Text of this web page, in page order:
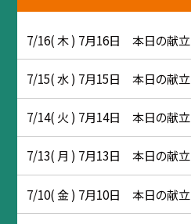
7/16( 木 ) 7月16日 本日の献立
7/15( 水 ) 7月15日 本日の献立
7/14( 火 ) 7月14日 本日の献立
7/13( 月 ) 7月13日 本日の献立
7/10( 金 ) 7月10日 本日の献立